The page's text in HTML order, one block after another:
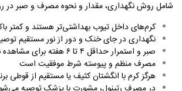
شامل روش نگهداری، مقدار و نحوه مصرف و صبر در
کرم‌های داخل تیوب بهداشتی‌تر هستند و کمتر
نگهداری در جای خنک و دور از نور مستقیم
صبر و استمرار حداقل ۴ تا ۶ هفته برای مشاهده نتیجه لازم است
مصرف منظم و پیوسته شرط موفقیت است
هرگز کرم با انگشتان کثیف یا مستقیم از قوطی